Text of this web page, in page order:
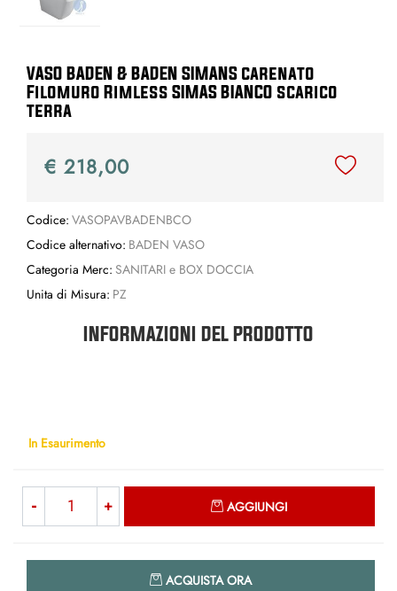
VASO BADEN & BADEN SIMANS carenato
Filomuro Rimless SIMAS BIANCO scarico
terra
€ 218,00
Codice: VASOPAVBADENBCO
Codice alternativo: BADEN VASO
Categoria Merc: SANITARI e BOX DOCCIA
Unita di Misura: PZ
INFORMAZIONI DEL PRODOTTO
In Esaurimento
AGGIUNGI
ACQUISTA ORA